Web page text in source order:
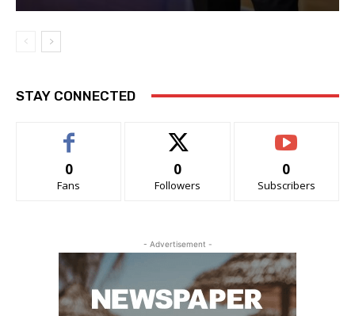
STAY CONNECTED
0
Fans
0
Followers
0
Subscribers
- Advertisement -